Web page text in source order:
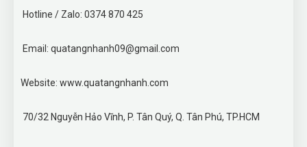
Hotline / Zalo: 0374 870 425
Email: quatangnhanh09@gmail.com
Website: www.quatangnhanh.com
70/32 Nguyễn Hảo Vĩnh, P. Tân Quý, Q. Tân Phú, TP.HCM